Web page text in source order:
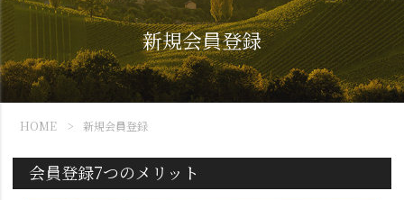
新規会員登録
HOME 新規会員登録
会員登録7つのメリット